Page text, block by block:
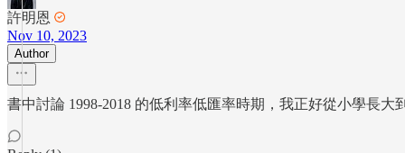
許明恩
Nov 10, 2023
Author
書中討論 1998-2018 的低利率低匯率時期，我正好從小學長大